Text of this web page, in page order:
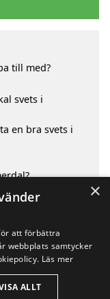
till med?
svets i
en bra svets i
städerna
Aps
×
att förbättra
webbplats samtycker
Läs mer
ALLT